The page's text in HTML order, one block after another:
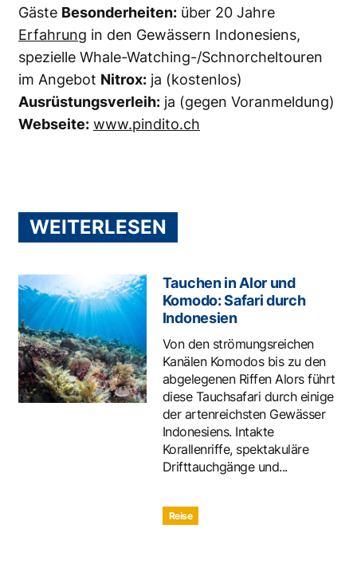
Gäste Besonderheiten: über 20 Jahre
Erfahrung in den Gewässern Indonesiens,
spezielle Whale-Watching-/Schnorcheltouren
im Angebot Nitrox: ja (kostenlos)
Ausrüstungsverleih: ja (gegen Voranmeldung)
Webseite: www.pindito.ch
WEITERLESEN
Tauchen in Alor und
Komodo: Safari durch
Indonesien
Von den strömungsreichen
Kanälen Komodos bis zu den
abgelegenen Riffen Alors führt
diese Tauchsafari durch einige
der artenreichsten Gewässer
Indonesiens. Intakte
Korallenriffe, spektakuläre
Drifttauchgänge und...
Reise